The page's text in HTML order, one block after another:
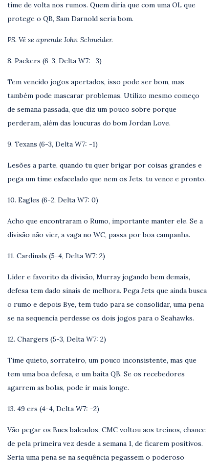
time de volta nos rumos. Quem diria que com uma OL que
protege o QB, Sam Darnold seria bom.
PS. Vê se aprende John Schneider.
8. Packers (6-3, Delta W7: -3)
Tem vencido jogos apertados, isso pode ser bom, mas
também pode mascarar problemas. Utilizo mesmo começo
de semana passada, que diz um pouco sobre porque
perderam, além das loucuras do bom Jordan Love.
9. Texans (6-3, Delta W7: -1)
Lesões a parte, quando tu quer brigar por coisas grandes e
pega um time esfacelado que nem os Jets, tu vence e pronto.
10. Eagles (6-2, Delta W7: 0)
Acho que encontraram o Rumo, importante manter ele. Se a
divisão não vier, a vaga no WC, passa por boa campanha.
11. Cardinals (5-4, Delta W7: 2)
Líder e favorito da divisão, Murray jogando bem demais,
defesa tem dado sinais de melhora. Pega Jets que ainda busca
o rumo e depois Bye, tem tudo para se consolidar, uma pena
se na sequencia perdesse os dois jogos para o Seahawks.
12. Chargers (5-3, Delta W7: 2)
Time quieto, sorrateiro, um pouco inconsistente, mas que
tem uma boa defesa, e um baita QB. Se os recebedores
agarrem as bolas, pode ir mais longe.
13. 49 ers (4-4, Delta W7: -2)
Vão pegar os Bucs baleados, CMC voltou aos treinos, chance
de pela primeira vez desde a semana 1, de ficarem positivos.
Seria uma pena se na sequência pegassem o poderoso